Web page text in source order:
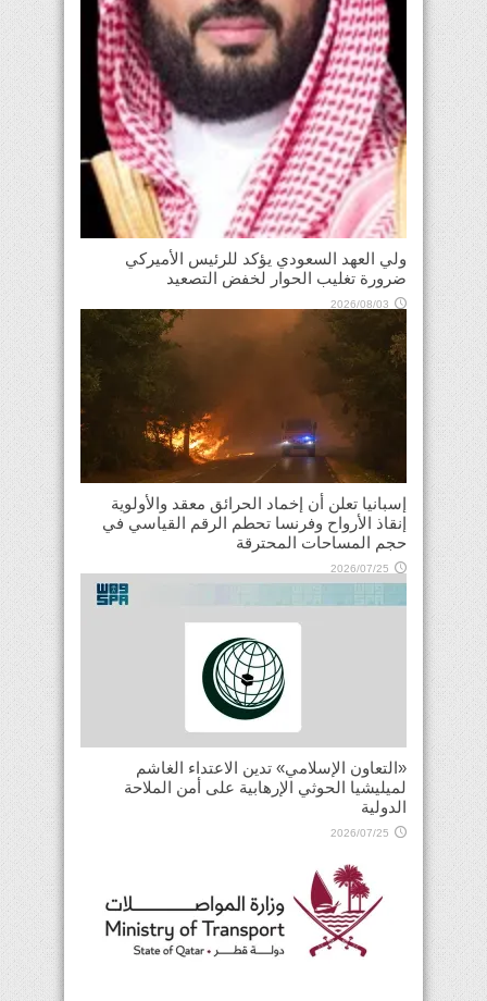
ولي العهد السعودي يؤكد للرئيس الأميركي
ضرورة تغليب الحوار لخفض التصعيد
2026/08/03
إسبانيا تعلن أن إخماد الحرائق معقد والأولوية
إنقاذ الأرواح وفرنسا تحطم الرقم القياسي في
حجم المساحات المحترقة
2026/07/25
«التعاون الإسلامي» تدين الاعتداء الغاشم
لميليشيا الحوثي الإرهابية على أمن الملاحة
الدولية
2026/07/25